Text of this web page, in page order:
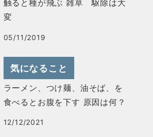
触ると種が飛ぶ 雑草 駆除は大
変
05/11/2019
気になること
ラーメン、つけ麺、油そば、を
食べるとお腹を下す 原因は何？
12/12/2021